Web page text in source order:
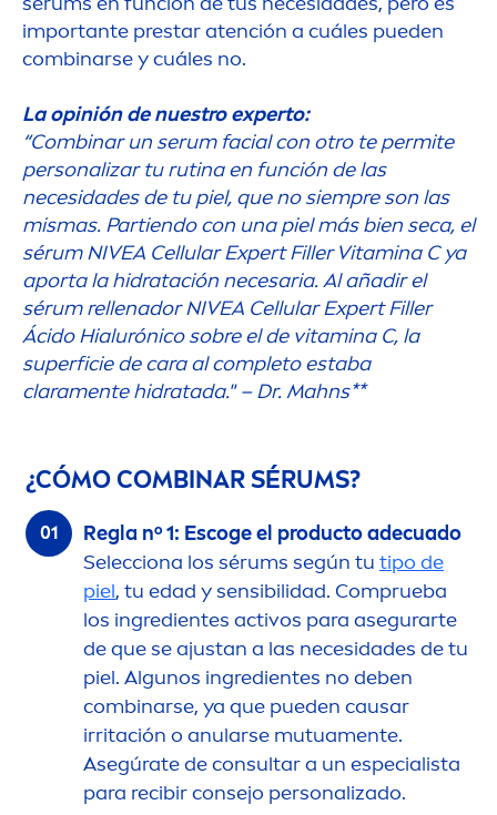
importante prestar atención a cuáles pueden
combinarse y cuáles no.
La opinión de nuestro experto:
“Combinar un serum facial con otro te permite
personalizar tu rutina en función de las
necesidades de tu piel, que no siempre son las
mismas. Partiendo con una piel más bien seca, el
sérumNIVEA CellularExpertFiller Vitamina C ya
aporta la hidratación necesaria. Al añadir el
sérum rellenadorNIVEA CellularExpertFiller
Ácido Hialurónico sobre el de vitamina C, la
superficie de cara al completo estaba
claramente hidratada." – Dr. Mahns**
¿CÓMO COMBINAR SÉRUMS?
Regla nº 1: Escoge el producto adecuado
Selecciona los sérums según tu tipo de
piel, tu edad y sensibilidad. Comprueba
los ingredientes activos para asegurarte
de que se ajustan a las necesidades de tu
piel. Algunos ingredientes no deben
combinarse, ya que pueden causar
irritación o anularse mutuamente.
Asegúrate de consultar a un especialista
para recibir consejo personalizado.